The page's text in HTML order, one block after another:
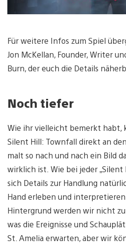
Für weitere Infos zum Spiel
Jon McKellan, Founder, Writer
Burn, der euch die Details
Noch tiefer
Wie ihr vielleicht bemerkt habt,
Silent Hill: Townfall direkt an
malt so nach und nach ein Bild
wirklich ist. Wie bei jeder „Silent
sich Details zur Handlung
Hand erleben und
Hintergrund werden wir nicht
was die Ereignisse und
St. Amelia erwarten, aber wir